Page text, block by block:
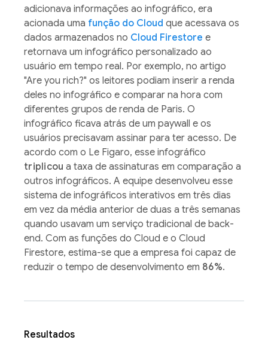
adicionava informações ao infográfico, era
acionada uma função do Cloud que acessava os
dados armazenados no Cloud Firestore e
retornava um infográfico personalizado ao
usuário em tempo real. Por exemplo, no artigo
"Are you rich?" os leitores podiam inserir a renda
deles no infográfico e comparar na hora com
diferentes grupos de renda de Paris. O
infográfico ficava atrás de um paywall e os
usuários precisavam assinar para ter acesso. De
acordo com o Le Figaro, esse infográfico
triplicou a taxa de assinaturas em comparação a
outros infográficos. A equipe desenvolveu esse
sistema de infográficos interativos em três dias
em vez da média anterior de duas a três semanas
quando usavam um serviço tradicional de back-
end. Com as funções do Cloud e o Cloud
Firestore, estima-se que a empresa foi capaz de
reduzir o tempo de desenvolvimento em 86%.
Resultados